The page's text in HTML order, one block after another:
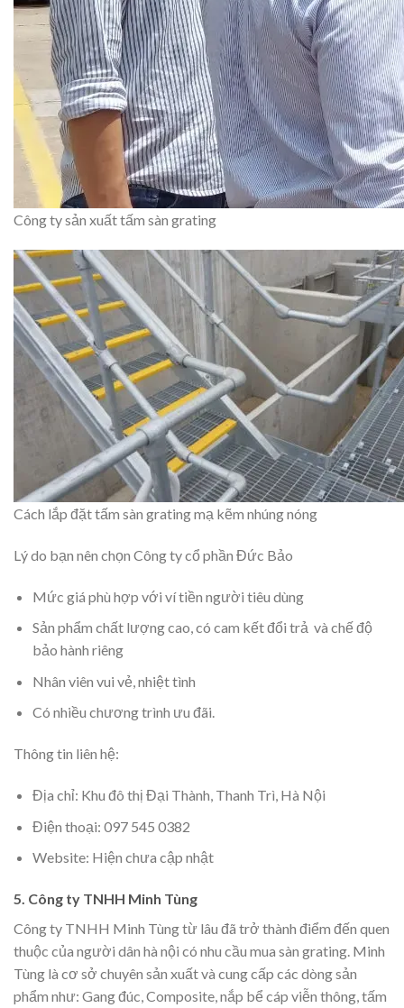
Công ty sản xuất tấm sàn grating
Cách lắp đặt tấm sàn grating mạ kẽm nhúng nóng
Lý do bạn nên chọn Công ty cổ phần Đức Bảo
Mức giá phù hợp với ví tiền người tiêu dùng
Sản phẩm chất lượng cao, có cam kết đổi trả và chế độ
bảo hành riêng
Nhân viên vui vẻ, nhiệt tình
Có nhiều chương trình ưu đãi.
Thông tin liên hệ:
Địa chỉ: Khu đô thị Đại Thành, Thanh Trì, Hà Nội
Điện thoại: 097 545 0382
Website: Hiện chưa cập nhật
5. Công ty TNHH Minh Tùng
Công ty TNHH Minh Tùng từ lâu đã trở thành điểm đến quen
thuộc của người dân hà nội có nhu cầu mua sàn grating. Minh
Tùng là cơ sở chuyên sản xuất và cung cấp các dòng sản
phẩm như: Gang đúc, Composite, nắp bể cáp viễn thông, tấm